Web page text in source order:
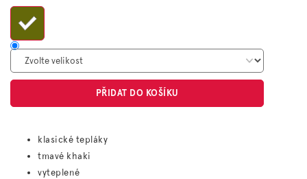
PŘIDAT DO KOŠÍKU
klasické tepláky
tmavé khaki
vyteplené